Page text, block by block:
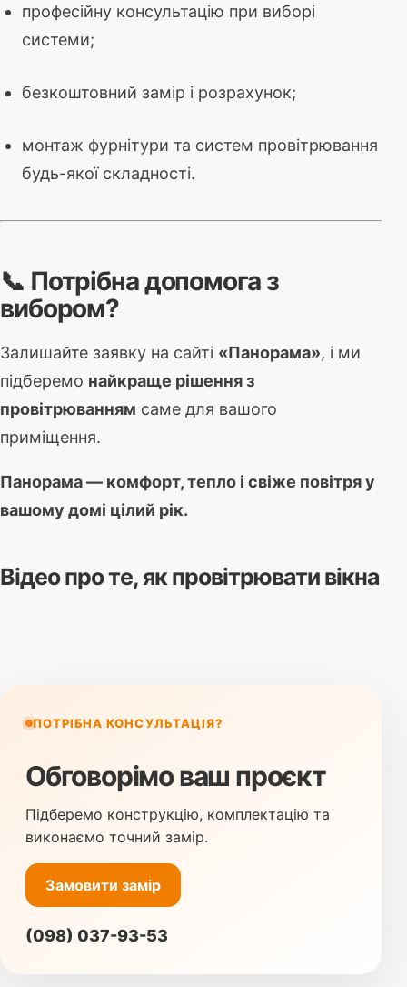
професійну консультацію при виборі
системи;
безкоштовний замір і розрахунок;
монтаж фурнітури та систем провітрювання
будь-якої складності.
📞 Потрібна допомога з
вибором?
Залишайте заявку на сайті «Панорама», і ми
підберемо найкраще рішення з
провітрюванням саме для вашого
приміщення.
Панорама — комфорт, тепло і свіже повітря у
вашому домі цілий рік.
Відео про те, як провітрювати вікна
ПОТРІБНА КОНСУЛЬТАЦІЯ?
Обговорімо ваш проєкт
Підберемо конструкцію, комплектацію та
виконаємо точний замір.
Замовити замір
(098) 037-93-53